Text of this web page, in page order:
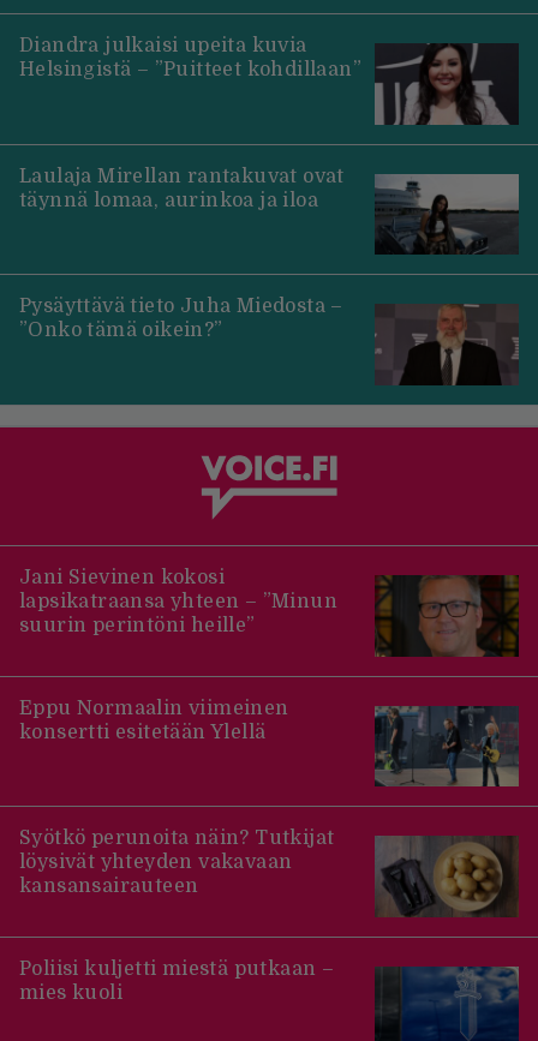
Diandra julkaisi upeita kuvia
Helsingistä – ”Puitteet kohdillaan”
Laulaja Mirellan rantakuvat ovat
täynnä lomaa, aurinkoa ja iloa
Pysäyttävä tieto Juha Miedosta –
”Onko tämä oikein?”
Jani Sievinen kokosi
lapsikatraansa yhteen – ”Minun
suurin perintöni heille”
Eppu Normaalin viimeinen
konsertti esitetään Ylellä
Syötkö perunoita näin? Tutkijat
löysivät yhteyden vakavaan
kansansairauteen
Poliisi kuljetti miestä putkaan –
mies kuoli